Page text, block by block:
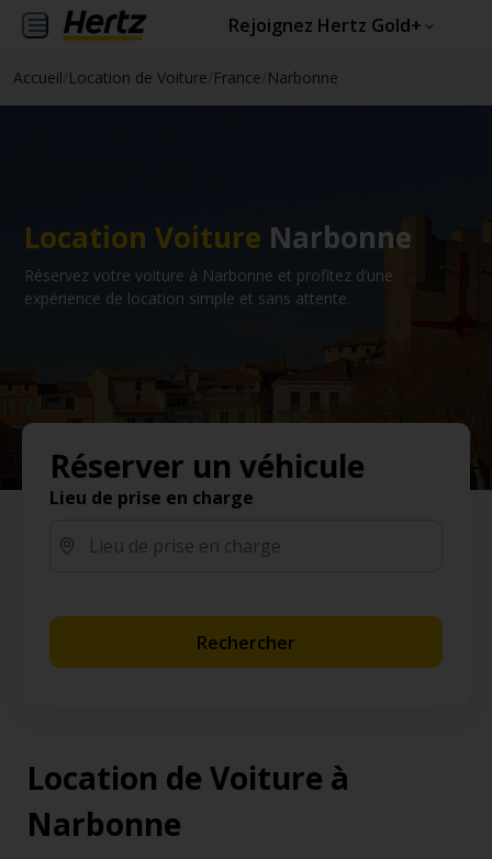
Rejoignez Hertz Gold+
Accueil Location de Voiture France Narbonne
Location Voiture Narbonne
Réservez votre voiture à Narbonne et profitez d’une
expérience de location simple et sans attente.
Réserver un véhicule
Lieu de prise en charge
Rechercher
Location de Voiture à
Narbonne